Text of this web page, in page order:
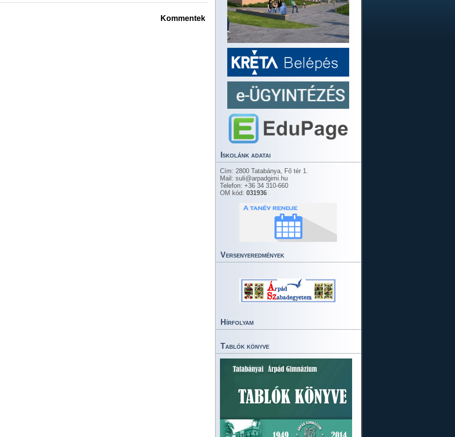
Kommentek
Iskolánk adatai
Cím: 2800 Tatabánya, Fő tér 1.
Mail: suli@arpadgimi.hu
Telefon: +36 34 310-660
OM kód: 031936
Versenyeredmények
Hírfolyam
Tablók könyve